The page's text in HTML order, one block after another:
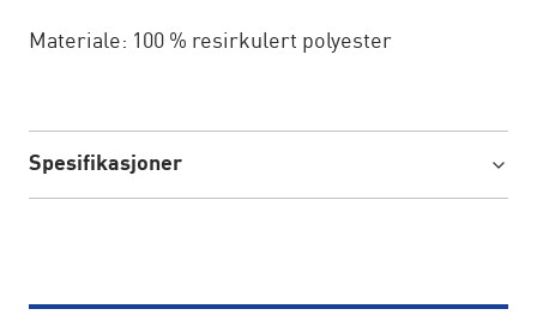
Materiale: 100 % resirkulert polyester
Spesifikasjoner